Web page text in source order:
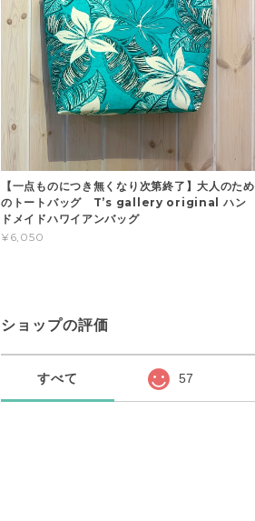
【一点ものにつき無くなり次第終了】大人のため
のトートバッグ T’s gallery original ハン
ドメイドハワイアンバッグ
¥6,050
ショップの評価
すべて 57